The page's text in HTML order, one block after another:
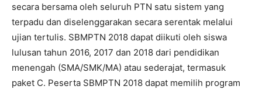
secara bersama oleh seluruh PTN satu sistem yang
terpadu dan diselenggarakan secara serentak melalui
ujian tertulis. SBMPTN 2018 dapat diikuti oleh siswa
lulusan tahun 2016, 2017 dan 2018 dari pendidikan
menengah (SMA/SMK/MA) atau sederajat, termasuk
paket C. Peserta SBMPTN 2018 dapat memilih program